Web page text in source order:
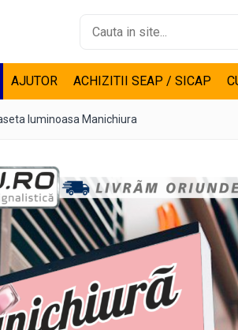
AJUTOR ACHIZITII SEAP / SICAP
luminoasa Manichiura